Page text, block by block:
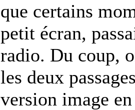
que certains
petit écran,
radio. Du coup,
les deux
version image